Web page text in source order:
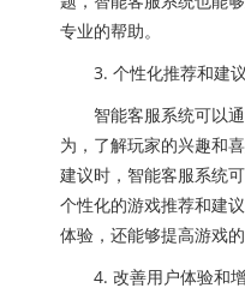
专业的帮助。
3. 个性化推荐和建议
智能客服系统可以通
为，了解玩家的兴趣和
建议时，智能客服系统
个性化的游戏推荐和建
体验，还能够提高游戏的
4. 改善用户体验和增